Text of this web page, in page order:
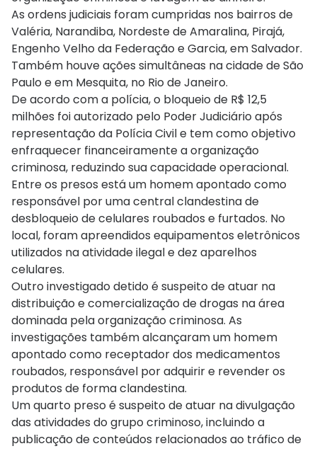
As ordens judiciais foram cumpridas nos bairros de
Valéria, Narandiba, Nordeste de Amaralina, Pirajá,
Engenho Velho da Federação e Garcia, em Salvador.
Também houve ações simultâneas na cidade de São
Paulo e em Mesquita, no Rio de Janeiro.
De acordo com a polícia, o bloqueio de R$ 12,5
milhões foi autorizado pelo Poder Judiciário após
representação da Polícia Civil e tem como objetivo
enfraquecer financeiramente a organização
criminosa, reduzindo sua capacidade operacional.
Entre os presos está um homem apontado como
responsável por uma central clandestina de
desbloqueio de celulares roubados e furtados. No
local, foram apreendidos equipamentos eletrônicos
utilizados na atividade ilegal e dez aparelhos
celulares.
Outro investigado detido é suspeito de atuar na
distribuição e comercialização de drogas na área
dominada pela organização criminosa. As
investigações também alcançaram um homem
apontado como receptador dos medicamentos
roubados, responsável por adquirir e revender os
produtos de forma clandestina.
Um quarto preso é suspeito de atuar na divulgação
das atividades do grupo criminoso, incluindo a
publicação de conteúdos relacionados ao tráfico de